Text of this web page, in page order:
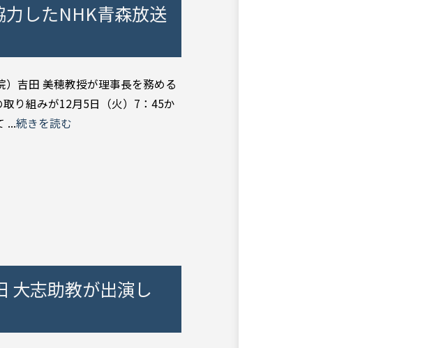
力したNHK青森放送
吉田 美穂教授が理事長を務める
取り組みが12月5日（火）7：45か
...続きを読む
大志助教が出演し